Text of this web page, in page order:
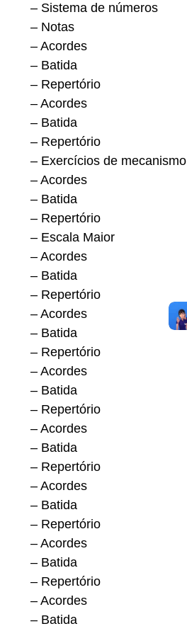
– Sistema de números
– Notas
– Acordes
– Batida
– Repertório
– Acordes
– Batida
– Repertório
– Exercícios de mecanismo
– Acordes
– Batida
– Repertório
– Escala Maior
– Acordes
– Batida
– Repertório
– Acordes
– Batida
– Repertório
– Acordes
– Batida
– Repertório
– Acordes
– Batida
– Repertório
– Acordes
– Batida
– Repertório
– Acordes
– Batida
– Repertório
– Acordes
– Batida